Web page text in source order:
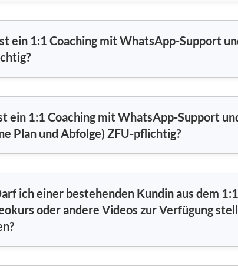
ein 1:1 Coaching mit WhatsApp-Support
ein 1:1 Coaching mit WhatsApp-Support
Plan und Abfolge) ZFU-pflichtig?
ich einer bestehenden Kundin aus dem
oder andere Videos zur Verfügung